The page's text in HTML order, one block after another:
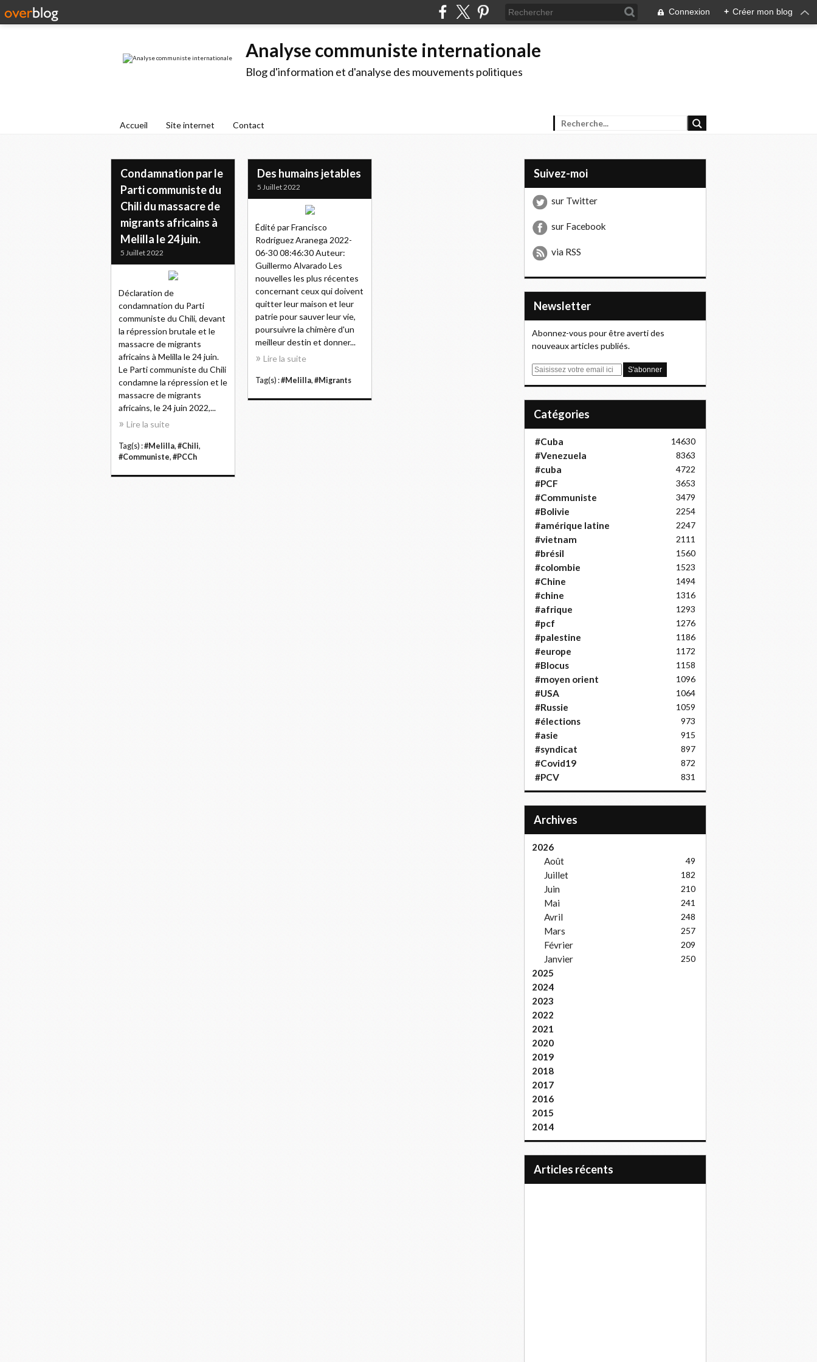
Connexion + Créer mon blog
Analyse communiste internationale
Blog d'information et d'analyse des mouvements politiques
Accueil Site internet Contact
Condamnation par le
Parti communiste du
Chili du massacre de
migrants africains à
Melilla le 24 juin.
5 Juillet 2022
Déclaration de
condamnation du Parti
communiste du Chili, devant
la répression brutale et le
massacre de migrants
africains à Melilla le 24 juin.
Le Parti communiste du Chili
condamne la répression et le
massacre de migrants
africains, le 24 juin 2022,...
Lire la suite
Tag(s) :#Melilla, #Chili,
#Communiste, #PCCh
Des humains jetables
5 Juillet 2022
Édité par Francisco
Rodríguez Aranega 2022-
06-30 08:46:30 Auteur:
Guillermo Alvarado Les
nouvelles les plus récentes
concernant ceux qui doivent
quitter leur maison et leur
patrie pour sauver leur vie,
poursuivre la chimère d'un
meilleur destin et donner...
Lire la suite
Tag(s) :#Melilla, #Migrants
Suivez-moi
sur Twitter
sur Facebook
via RSS
Newsletter
Abonnez-vous pour être averti des
nouveaux articles publiés.
E
Catégories
#Cuba 14630
#Venezuela 8363
#cuba 4722
#PCF 3653
#Communiste 3479
#Bolivie 2254
#amérique latine 2247
#vietnam 2111
#brésil 1560
#colombie 1523
#Chine 1494
#chine 1316
#afrique 1293
#pcf 1276
#palestine 1186
#europe 1172
#Blocus 1158
#moyen orient 1096
#USA 1064
#Russie 1059
#élections 973
#asie 915
#syndicat 897
#Covid19 872
#PCV 831
Archives
2026
Août
49
Juillet 182
Juin 210
Mai 241
Avril 248
Mars 257
Février 209
Janvier 250
2025
2024
2023
2022
2021
2020
2019
2018
2017
2016
2015
2014
articles récents